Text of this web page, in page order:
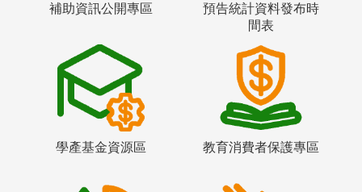
補助資訊公開專區
預告統計資料發布時
間表
學產基金資源區 教育消費者保護專區